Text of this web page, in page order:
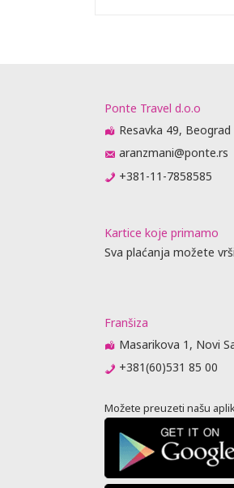
Ponte Travel d.o.o
Resavka 49, Beograd
aranzmani@ponte.rs
+381-11-7858585
Kartice koje primamo
Sva plaćanja možete
Franšiza
Masarikova 1, Novi
+381(60)531 85 00
Možete preuzeti našu